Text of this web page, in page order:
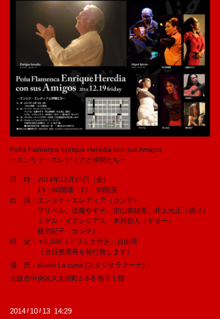
Peña Flamenca Enrique Heredia con sus Amigos
ーエンリケ・エレディアと仲間たちー
日 時：2014年12月19日（金）
19：00開場 19：30開演
出 演：エンリケ・エレディア（カンテ）
マリベル、佐藤やす子、市山奈緒美、井上光正（踊り）
ミゲル・イグレシアス、木村彰人（ギター）
横川紀子（カンテ）
料 金：￥5,000（ドリンク付き）自由席
（当日整理券を発行致します）
場 所：studio La cuna (スタジオラクーナ)
大阪市中央区久太郎町2-3-8 地下１階
2014 / 10 / 13 14:29